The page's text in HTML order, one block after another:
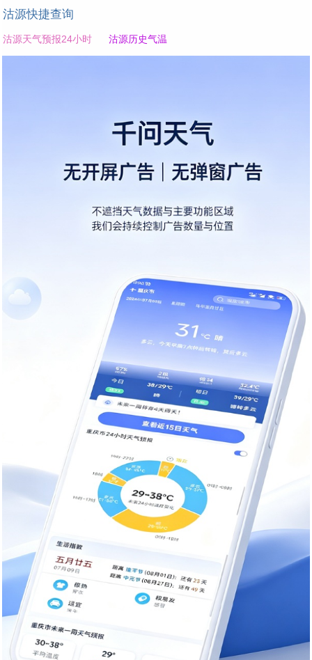
沽源快捷查询
沽源天气预报24小时 沽源历史气温